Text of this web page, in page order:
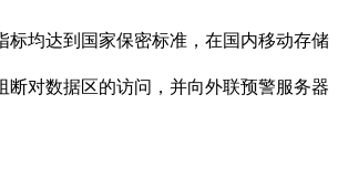
均达到国家保密标准，在国内移动存储
对数据区的访问，并向外联预警服务器